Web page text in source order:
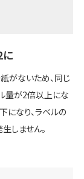
に
がないため、同じ
量が2倍以上にな
になり、ラベルの
しません。